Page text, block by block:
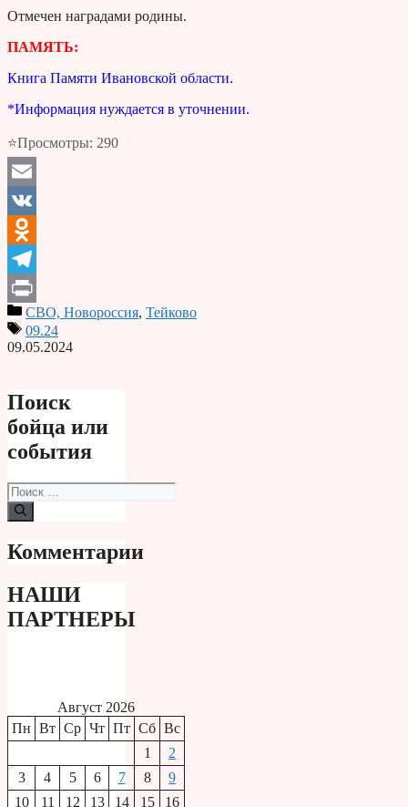
Отмечен наградами родины.
ПАМЯТЬ:
Книга Памяти Ивановской области.
*Информация нуждается в уточнении.
⭐Просмотры: 290
Email
VK
Odnoklassniki
Telegram
PrintСВО, Новороссия, Тейково
09.24
09.05.2024
Поиск
бойца или
события
Поиск:
Комментарии
НАШИ
ПАРТНЕРЫ
Август 2026
Пн Вт Ср Чт Пт Сб Вс
1
2
3
4 5 6 7 8
9
10
11 12 13 14 15 16